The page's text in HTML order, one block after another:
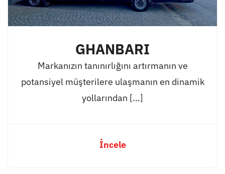
GHANBARI
Markanızın tanınırlığını artırmanın ve
potansiyel müşterilere ulaşmanın en dinamik
yollarından [...]
İncele